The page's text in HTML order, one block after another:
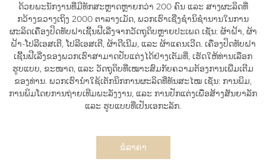
ດ້ວຍພະນັກງານທີ່ມີທັກສະຫຼາດຫຼາຍກວ່າ 200 ຄົນ ແລະ ສາງຜະລິດທີ່
ກວ້າງຂວາງເຖິງ 2000 ຕາລາງເມັດ, ພວກເຮົາເຊີ່ງຊຳນິຊຳນານໃນການ
ຜະລິດເຄື່ອງປິດທັບຝາເຊີ້ນຟີເລີ່ງຈາກວັດຖຸດິບຫຼາຍປະເພດ ເຊັ່ນ: ຜ້າຝ້າ, ຜ້າ
ຝ້າ-ໂປລີເອສເຕີ, ໂປລີເອສເຕີ, ຜ້າດີເນີມ, ແລະ ຜ້າແຄນເວີດ. ເຄື່ອງປິດທັບຝາ
ເຊີ້ນຟີເລີ່ງຂອງພວກເຮົາສາມາດປັບແຕ່ງໄດ້ຢ່າງເຕັມທີ່, ເຮັດໃຫ້ທ່ານເລືອກ
ຮູບແບບ, ຂະໜາດ, ແລະ ວັດຖຸດິບທີ່ເໝາະສົມກັບຄວາມຕ້ອງການເພີ່ມເຕີມ
ຂອງທ່ານ. ພວກເຮົານຳໃຊ້ເຕັກນິກການຜະລິດທີ່ທັນສະໄໝ ເຊັ່ນ: ການພິມ,
ການພິມໂດຍການຖ່າຍເທີມພະລັງງານ, ແລະ ການປັກແຕ່ງເພື່ອສ້າງສັນຍາລັກ
ແລະ ຮູບແບບທີ່ເປັນເອກະລັກ.
ຂໍລາຄາ